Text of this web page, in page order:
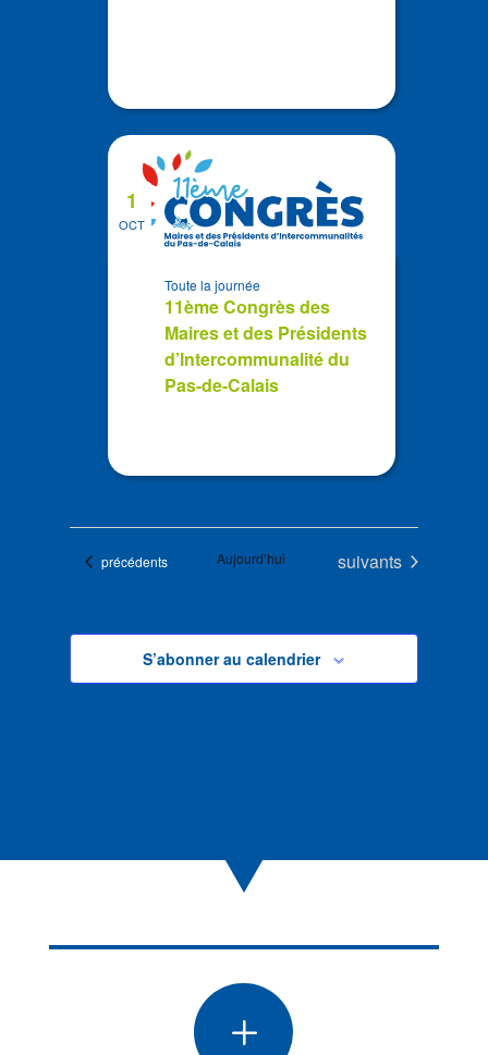
OCT
1
11ème Congrès des
Maires et des Présidents
d’Intercommunalité du
Pas-de-Calais
Toute la journée
Évènements
précédents Aujourd’hui Évènements
suivants
S’abonner au calendrier
L